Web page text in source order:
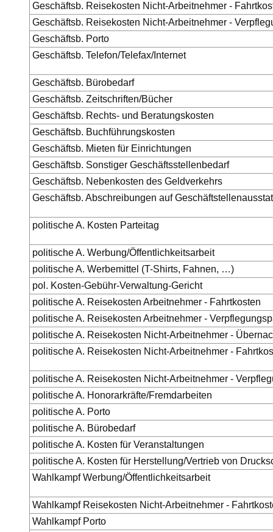
Geschäftsb. Reisekosten Nicht-Arbeitnehmer -
Geschäftsb. Reisekosten Nicht-Arbeitnehmer -
Geschäftsb. Porto
Geschäftsb. Telefon/Telefax/Internet
Geschäftsb. Bürobedarf
Geschäftsb. Zeitschriften/Bücher
Geschäftsb. Rechts- und Beratungskosten
Geschäftsb. Buchführungskosten
Geschäftsb. Mieten für Einrichtungen
Geschäftsb. Sonstiger Geschäftsstellenbedarf
Geschäftsb. Nebenkosten des Geldverkehrs
Geschäftsb. Abschreibungen auf
politische A. Kosten Parteitag
politische A. Werbung/Öffentlichkeitsarbeit
politische A. Werbemittel (T-Shirts, Fahnen, …)
pol. Kosten-Gebühr-Verwaltung-Gericht
politische A. Reisekosten Arbeitnehmer - Fahrtkosten
politische A. Reisekosten Arbeitnehmer -
politische A. Reisekosten Nicht-Arbeitnehmer -
politische A. Reisekosten Nicht-Arbeitnehmer -
politische A. Reisekosten Nicht-Arbeitnehmer -
politische A. Honorarkräfte/Fremdarbeiten
politische A. Porto
politische A. Bürobedarf
politische A. Kosten für Veranstaltungen
politische A. Kosten für Herstellung/Vertrieb von
Wahlkampf Werbung/Öffentlichkeitsarbeit
Wahlkampf Reisekosten Nicht-Arbeitnehmer -
Wahlkampf Porto